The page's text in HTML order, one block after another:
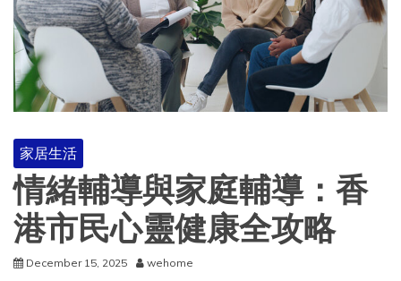
家居生活
情緒輔導與家庭輔導：香
港市民心靈健康全攻略
December 15, 2025 wehome